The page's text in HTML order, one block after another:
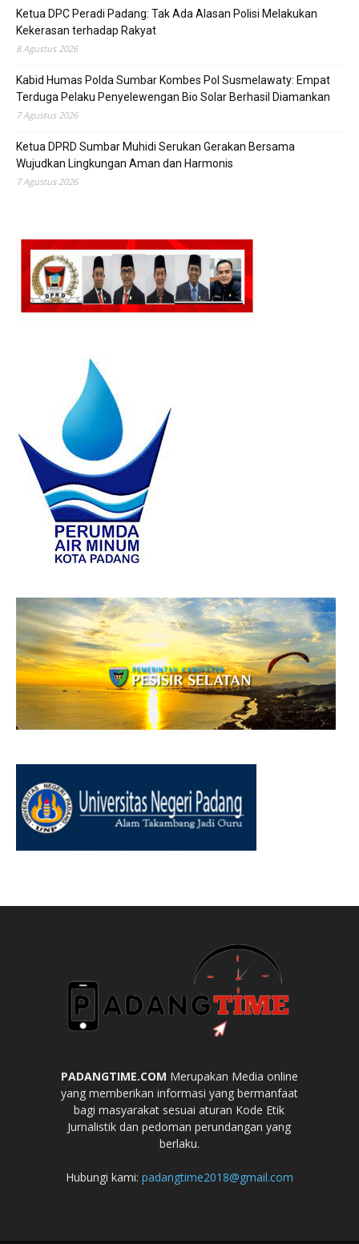
Ketua DPC Peradi Padang: Tak Ada Alasan Polisi Melakukan
Kekerasan terhadap Rakyat
8 Agustus 2026
Kabid Humas Polda Sumbar Kombes Pol Susmelawaty: Empat
Terduga Pelaku Penyelewengan Bio Solar Berhasil Diamankan
7 Agustus 2026
Ketua DPRD Sumbar Muhidi Serukan Gerakan Bersama
Wujudkan Lingkungan Aman dan Harmonis
7 Agustus 2026
PADANGTIME.COM Merupakan Media online
yang memberikan informasi yang bermanfaat
bagi masyarakat sesuai aturan Kode Etik
Jurnalistik dan pedoman perundangan yang
berlaku.
Hubungi kami: padangtime2018@gmail.com